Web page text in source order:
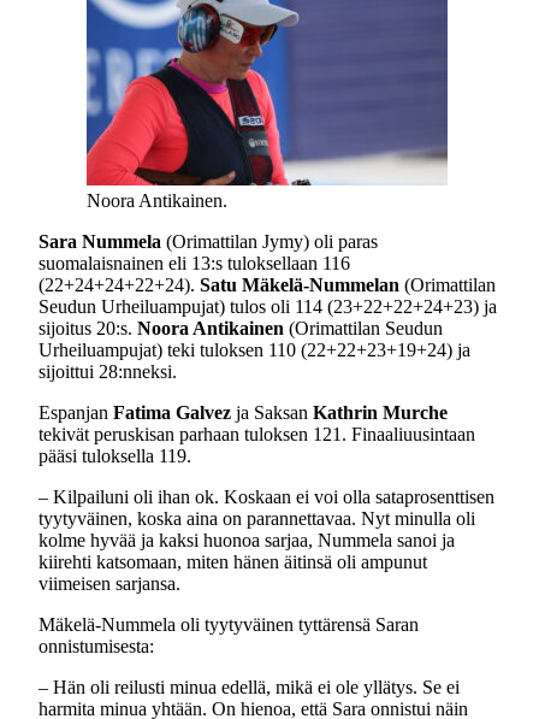
Noora Antikainen.
Sara Nummela (Orimattilan Jymy) oli paras
suomalaisnainen eli 13:s tuloksellaan 116
(22+24+24+22+24). Satu Mäkelä-Nummelan (Orimattilan
Seudun Urheiluampujat) tulos oli 114 (23+22+22+24+23) ja
sijoitus 20:s. Noora Antikainen (Orimattilan Seudun
Urheiluampujat) teki tuloksen 110 (22+22+23+19+24) ja
sijoittui 28:nneksi.
Espanjan Fatima Galvez ja Saksan Kathrin Murche
tekivät peruskisan parhaan tuloksen 121. Finaaliuusintaan
pääsi tuloksella 119.
– Kilpailuni oli ihan ok. Koskaan ei voi olla sataprosenttisen
tyytyväinen, koska aina on parannettavaa. Nyt minulla oli
kolme hyvää ja kaksi huonoa sarjaa, Nummela sanoi ja
kiirehti katsomaan, miten hänen äitinsä oli ampunut
viimeisen sarjansa.
Mäkelä-Nummela oli tyytyväinen tyttärensä Saran
onnistumisesta:
– Hän oli reilusti minua edellä, mikä ei ole yllätys. Se ei
harmita minua yhtään. On hienoa, että Sara onnistui näin